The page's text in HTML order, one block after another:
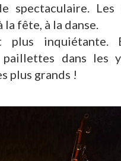
spectaculaire. Les
fête, à la danse.
plus inquiétante.
paillettes dans les
plus grands !